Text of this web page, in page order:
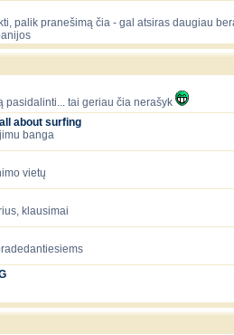
palik pranešimą čia - gal atsiras daugiau
pasidalinti... tai geriau čia nerašyk
about surfing
banga
vietų
klausimai